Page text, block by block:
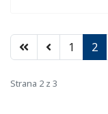
1 2
Strana 2 z 3